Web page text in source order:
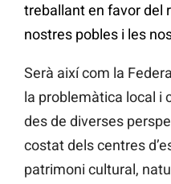
treballant en favor del
nostres pobles i les
Serà així com la
la problemàtica local i
des de diverses
costat dels centres
patrimoni cultural,